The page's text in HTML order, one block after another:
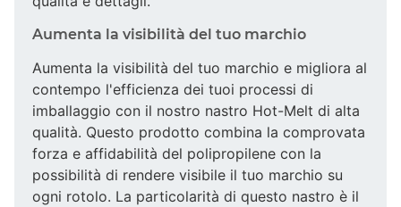
Aumenta la visibilità del tuo marchio
Aumenta la visibilità del tuo marchio e migliora al
contempo l'efficienza dei tuoi processi di
imballaggio con il nostro nastro Hot-Melt di alta
qualità. Questo prodotto combina la comprovata
forza e affidabilità del polipropilene con la
possibilità di rendere visibile il tuo marchio su
ogni rotolo. La particolarità di questo nastro è il